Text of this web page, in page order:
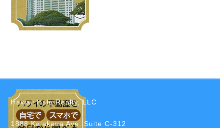
Hawaii Hale Realty, LLC
1888 Kalakaua Ave. Suite C-312